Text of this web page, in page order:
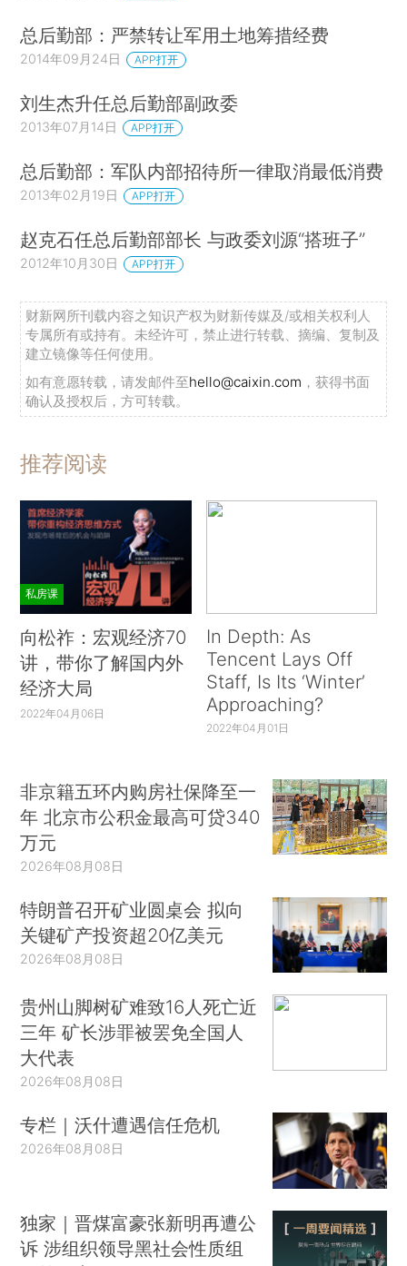
总后勤部：严禁转让军用土地筹措经费
2014年09月24日 APP打开
刘生杰升任总后勤部副政委
2013年07月14日 APP打开
总后勤部：军队内部招待所一律取消最低消费
2013年02月19日 APP打开
赵克石任总后勤部部长 与政委刘源“搭班子”
2012年10月30日 APP打开
财新网所刊载内容之知识产权为财新传媒及/或相关权利人
专属所有或持有。未经许可，禁止进行转载、摘编、复制及
建立镜像等任何使用。
如有意愿转载，请发邮件至hello@caixin.com ，获得书面
确认及授权后，方可转载。
推荐阅读
私房课
向松祚：宏观经济70
讲，带你了解国内外
经济大局
2022年04月06日
In Depth: As
Tencent Lays Off
Staff, Is Its ‘Winter’
Approaching?
2022年04月01日
非京籍五环内购房社保降至一
年 北京市公积金最高可贷340
万元
2026年08月08日
特朗普召开矿业圆桌会 拟向
关键矿产投资超20亿美元
2026年08月08日
贵州山脚树矿难致16人死亡近
三年 矿长涉罪被罢免全国人
大代表
2026年08月08日
专栏｜沃什遭遇信任危机
2026年08月08日
独家｜晋煤富豪张新明再遭公
诉 涉组织领导黑社会性质组